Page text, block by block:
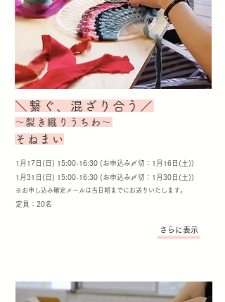
＼繋ぐ、混ざり合う／
〜裂き織りうちわ〜
そねまい
1月17日(日) 15:00-16:30 (お申込み〆切： 1月16日(土))
1月31日(日) 15:00-16:30 (お申込み〆切：1月30日(土))
​※お申し込み確定メールは当日朝までにお送りいたします。
定員：20名
さらに表示